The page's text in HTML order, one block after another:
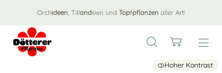
Orchideen , Tillandsien und Topfpflanzen aller Art!
Hoher Kontrast